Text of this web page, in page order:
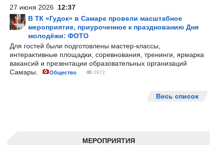
МЕРОПРИЯТИЯ
27 июня 2026 12:37
В ТК «Гудок» в Самаре провели масштабное
мероприятие, приуроченное к празднованию Дня
молодёжи: ФОТО
Для гостей были подготовлены мастер-классы,
интерактивные площадки, соревнования, тренинги, ярмарка
вакансий и презентации образовательных организаций
Самары.
Общество 2972
Весь список